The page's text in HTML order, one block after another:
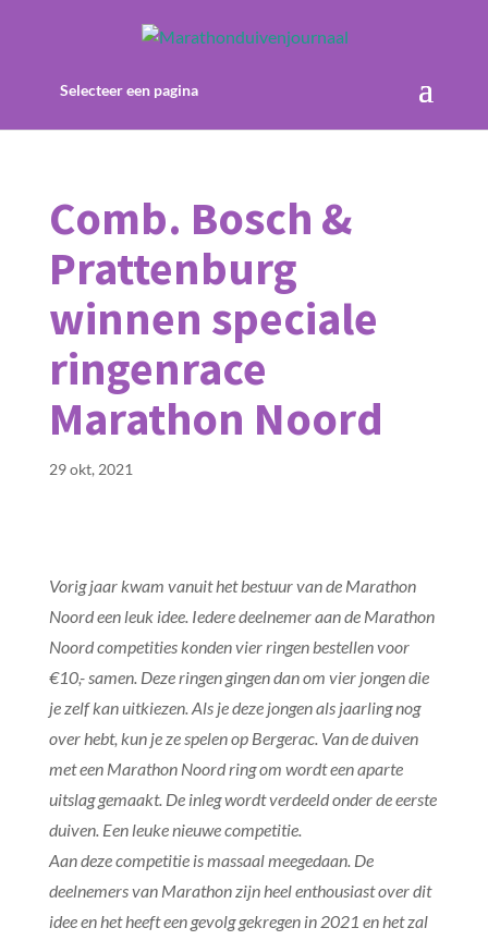
Selecteer een pagina
Comb. Bosch &
Prattenburg
winnen speciale
ringenrace
Marathon Noord
29 okt, 2021
Vorig jaar kwam vanuit het bestuur van de Marathon
Noord een leuk idee. Iedere deelnemer aan de Marathon
Noord competities konden vier ringen bestellen voor
€10,- samen. Deze ringen gingen dan om vier jongen die
je zelf kan uitkiezen. Als je deze jongen als jaarling nog
over hebt, kun je ze spelen op Bergerac. Van de duiven
met een Marathon Noord ring om wordt een aparte
uitslag gemaakt. De inleg wordt verdeeld onder de eerste
duiven. Een leuke nieuwe competitie.
Aan deze competitie is massaal meegedaan. De
deelnemers van Marathon zijn heel enthousiast over dit
idee en het heeft een gevolg gekregen in 2021 en het zal